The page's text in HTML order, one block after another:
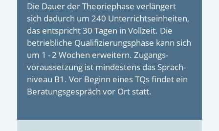
Die Dauer der Theoriephase verlängert
sich dadurch um 240 Unterrichts­einheiten,
das entspricht 30 Tagen in Vollzeit. Die
betrieb­liche Quali­fizierungs­­phase kann sich
um 1 - 2 Wochen erweitern. Zugangs­
voraussetzung ist mindes­tens das Sprach­
niveau B1. Vor Beginn eines TQs findet ein
Beratungs­gespräch vor Ort statt.